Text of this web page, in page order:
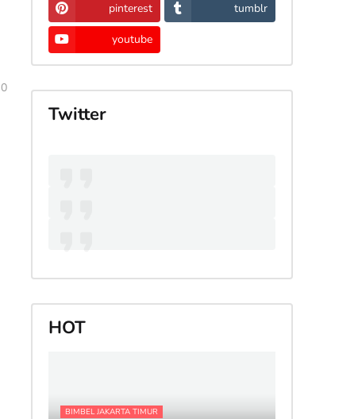
0
pinterest tumblr
youtube
Twitter
HOT
BIMBEL JAKARTA TIMUR